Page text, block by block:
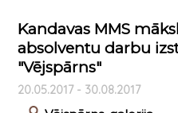
Kandavas MMS
absolventu darbu
"Vējspārns"
20.05.2017 - 30.08.2017